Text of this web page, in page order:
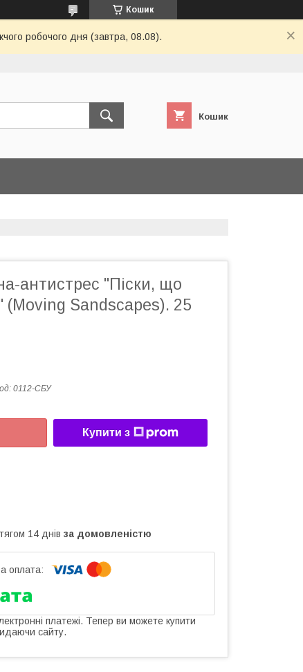
Кошик
робочого дня (завтра, 08.08).
Кошик
антистрес "Піски, що
(Moving Sandscapes). 25
0112-СБУ
Купити з
14 днів за домовленістю
платежі. Тепер ви можете купити
сайту.